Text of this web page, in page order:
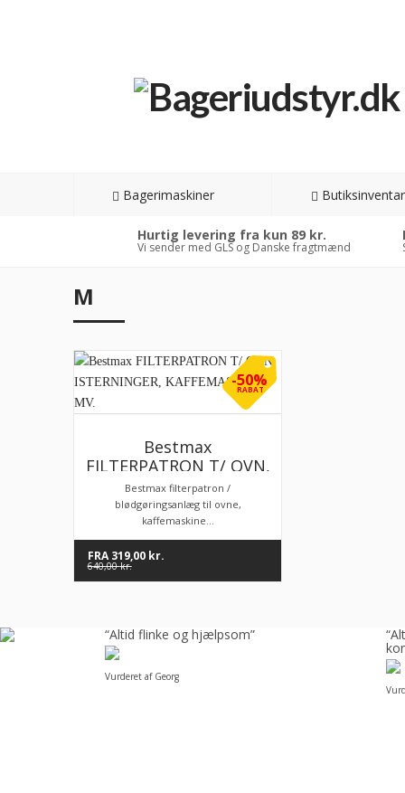
Bagerimaskiner Butiksinventar
Hurtig levering fra kun 89 kr.
Vi sender med GLS og Danske fragtmænd
M
-50%
RABAT
Bestmax
FILTERPATRON T/ OVN,
ISTERNINGER,
KAFFEMASKINE MV.
Bestmax filterpatron /
blødgøringsanlæg til ovne,
kaffemaskine...
FRA319,00 kr.
640,00kr.
“Altid flinke og hjælpsom”
Vurderet af Georg